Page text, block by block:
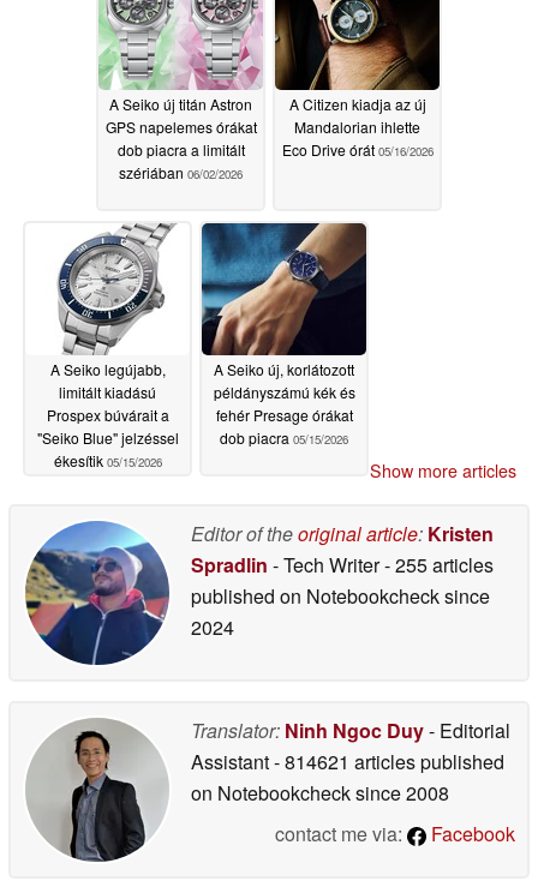
A Seiko új titán Astron
GPS napelemes órákat
dob piacra a limitált
szériában 06/02/2026
A Citizen kiadja az új
Mandalorian ihlette
Eco Drive órát 05/16/2026
A Seiko legújabb,
limitált kiadású
Prospex búvárait a
"Seiko Blue" jelzéssel
ékesítik 05/15/2026
A Seiko új, korlátozott
példányszámú kék és
fehér Presage órákat
dob piacra 05/15/2026
Show more articles
Editor of theoriginal article: Kristen
Spradlin - Tech Writer- 255 articles
published on Notebookchecksince
2024
Translator: Ninh Ngoc Duy- Editorial
Assistant- 814621 articles published
on Notebookchecksince 2008
contact me via:
Facebook